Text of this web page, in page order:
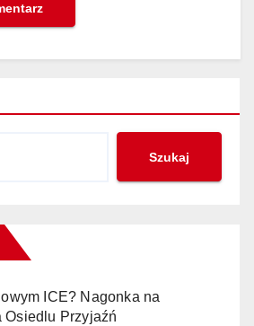
Szukaj
ICE? Nagonka na
Osiedlu Przyjaźń